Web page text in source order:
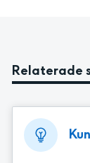
Relaterade